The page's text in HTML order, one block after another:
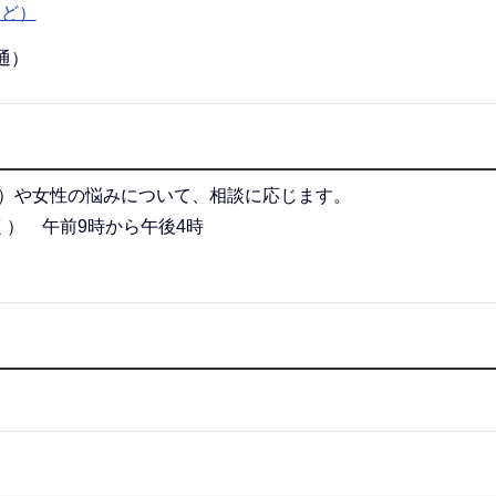
）
女性の悩みについて、相談に応じます。
） 午前9時から午後4時